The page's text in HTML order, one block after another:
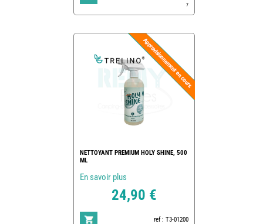
7
NETTOYANT PREMIUM HOLY SHINE, 500
ML
En savoir plus
24,90 €
ref : T3-01200